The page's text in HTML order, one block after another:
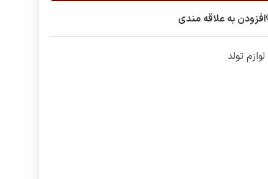
افزودن به علاقه مندی
لوازم تولد